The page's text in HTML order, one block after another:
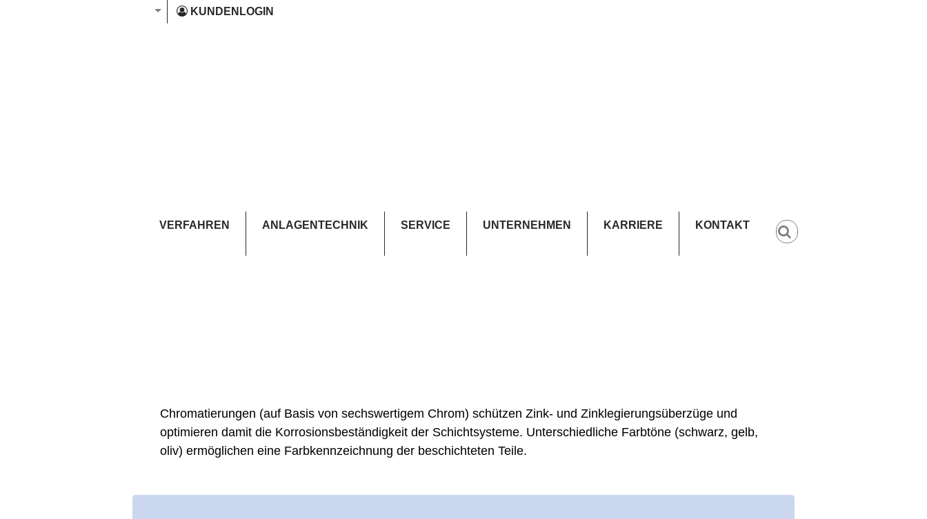
KUNDENLOGIN
VERFAHREN ANLAGENTECHNIK SERVICE UNTERNEHMEN KARRIERE KONTAKT
Chromatierungen (auf Basis von sechswertigem Chrom) schützen Zink- und Zinklegierungsüberzüge und
optimieren damit die Korrosionsbeständigkeit der Schichtsysteme. Unterschiedliche Farbtöne (schwarz, gelb,
oliv) ermöglichen eine Farbkennzeichnung der beschichteten Teile.